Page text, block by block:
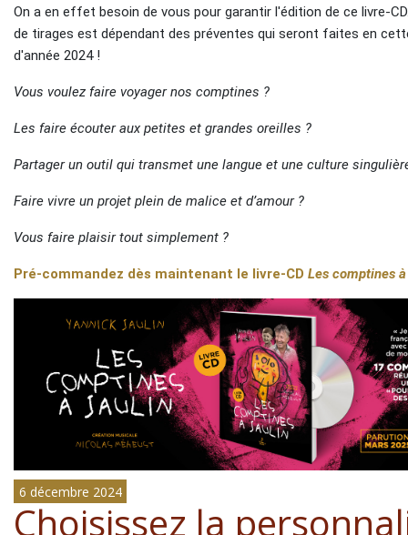
On a en effet besoin de vous pour garantir l'édition de ce livre-
de tirages est dépendant des préventes qui seront faites en
d'année 2024 !
Vous voulez faire voyager nos comptines ?
Les faire écouter aux petites et grandes oreilles ?
Partager un outil qui transmet une langue et une culture
Faire vivre un projet plein de malice et d’amour ?
Vous faire plaisir tout simplement ?
Pré-commandez dès maintenant le livre-CD Les comptines
6 décembre 2024
Choisissez la